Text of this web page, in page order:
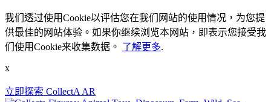
我们透过使用Cookie以评估您在我们网站的使用情况，为您提
供最佳的网站体验。如果你继续浏览本网站，即表示您接受我
们使用Cookie来收集数据。 了解更多.
x
立即探索 CollectA AR